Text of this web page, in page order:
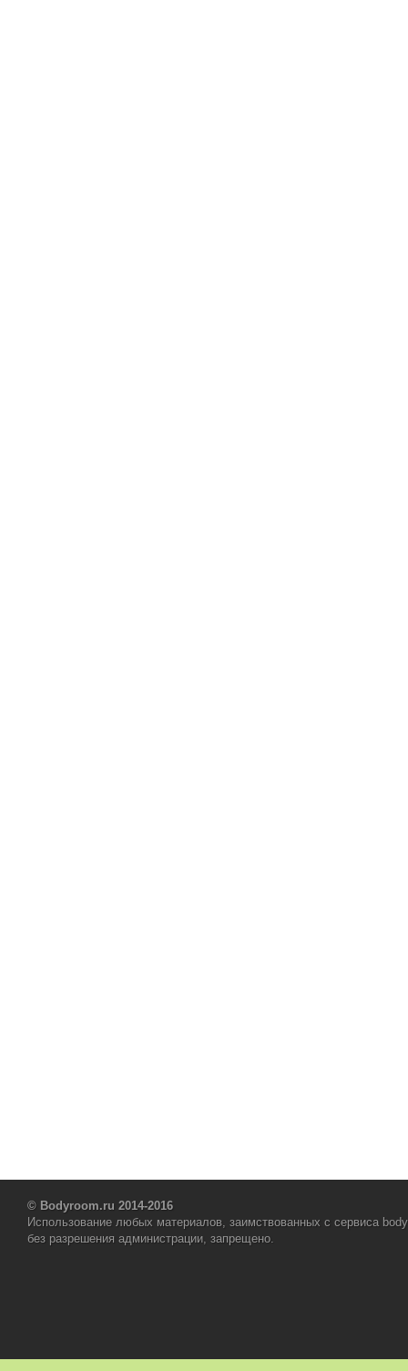
© Bodyroom.ru 2014-2016
Использование любых материалов, заимствованных с сервиса
без разрешения администрации, запрещено.